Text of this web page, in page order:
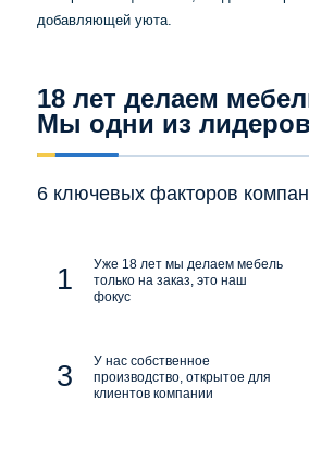
добавляющей уюта.
18 лет делаем
Мы одни из
6 ключевых факторов
Уже 18 лет мы делаем мебель
только на заказ, это наш
фокус
У нас собственное
производство, открытое для
клиентов компании